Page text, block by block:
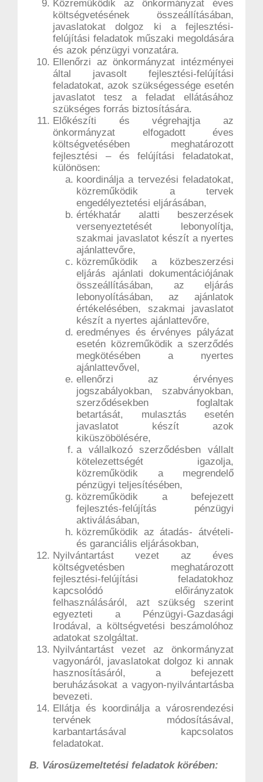
Közreműködik az önkormányzat éves
költségvetésének összeállításában,
javaslatokat dolgoz ki a fejlesztési-
felújítási feladatok műszaki megoldására
és azok pénzügyi vonzatára.
Ellenőrzi az önkormányzat intézményei
által javasolt fejlesztési-felújítási
feladatokat, azok szükségessége esetén
javaslatot tesz a feladat ellátásához
szükséges forrás biztosítására.
Előkészíti és végrehajtja az
önkormányzat elfogadott éves
költségvetésében meghatározott
fejlesztési – és felújítási feladatokat,
különösen:
koordinálja a tervezési feladatokat,
közreműködik a tervek
engedélyeztetési eljárásában,
értékhatár alatti beszerzések
versenyeztetését lebonyolítja,
szakmai javaslatot készít a nyertes
ajánlattevőre,
közreműködik a közbeszerzési
eljárás ajánlati dokumentációjának
összeállításában, az eljárás
lebonyolításában, az ajánlatok
értékelésében, szakmai javaslatot
készít a nyertes ajánlattevőre,
eredményes és érvényes pályázat
esetén közreműködik a szerződés
megkötésében a nyertes
ajánlattevővel,
ellenőrzi az érvényes
jogszabályokban, szabványokban,
szerződésekben foglaltak
betartását, mulasztás esetén
javaslatot készít azok
kiküszöbölésére,
a vállalkozó szerződésben vállalt
kötelezettségét igazolja,
közreműködik a megrendelő
pénzügyi teljesítésében,
közreműködik a befejezett
fejlesztés-felújítás pénzügyi
aktiválásában,
közreműködik az átadás- átvételi-
és garanciális eljárásokban,
Nyilvántartást vezet az éves
költségvetésben meghatározott
fejlesztési-felújítási feladatokhoz
kapcsolódó előirányzatok
felhasználásáról, azt szükség szerint
egyezteti a Pénzügyi-Gazdasági
Irodával, a költségvetési beszámolóhoz
adatokat szolgáltat.
Nyilvántartást vezet az önkormányzat
vagyonáról, javaslatokat dolgoz ki annak
hasznosításáról, a befejezett
beruházásokat a vagyon-nyilvántartásba
bevezeti.
Ellátja és koordinálja a városrendezési
tervének módosításával,
karbantartásával kapcsolatos
feladatokat.
B. Városüzemeltetési feladatok körében: